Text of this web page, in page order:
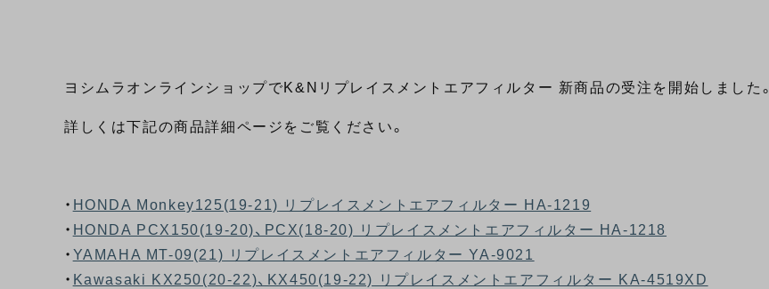
ヨシムラオンラインショップでK&Nリプレイスメントエアフィルター 新商品の受注を開始しました。
詳しくは下記の商品詳細ページをご覧ください。
・ HONDA Monkey125(19-21) リプレイスメントエアフィルター HA-1219
・ HONDA PCX150(19-20)、PCX(18-20) リプレイスメントエアフィルター HA-1218
・ YAMAHA MT-09(21) リプレイスメントエアフィルター YA-9021
・ Kawasaki KX250(20-22)、KX450(19-22) リプレイスメントエアフィルター KA-4519XD